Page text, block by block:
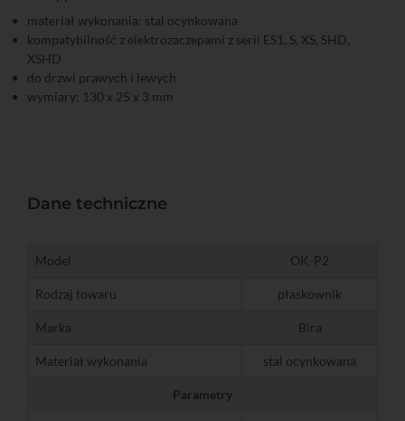
materiał wykonania: stal ocynkowana
kompatybilność z elektrozaczepami z serii ES1, S, XS, SHD,
XSHD
do drzwi prawych i lewych
wymiary: 130 x 25 x 3 mm
Dane techniczne
Model OK-P2
Rodzaj towaru płaskownik
Marka Bira
Materiał wykonania stal ocynkowana
Parametry